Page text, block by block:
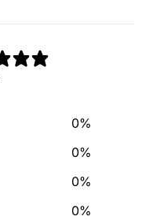
0%
0%
0%
0%